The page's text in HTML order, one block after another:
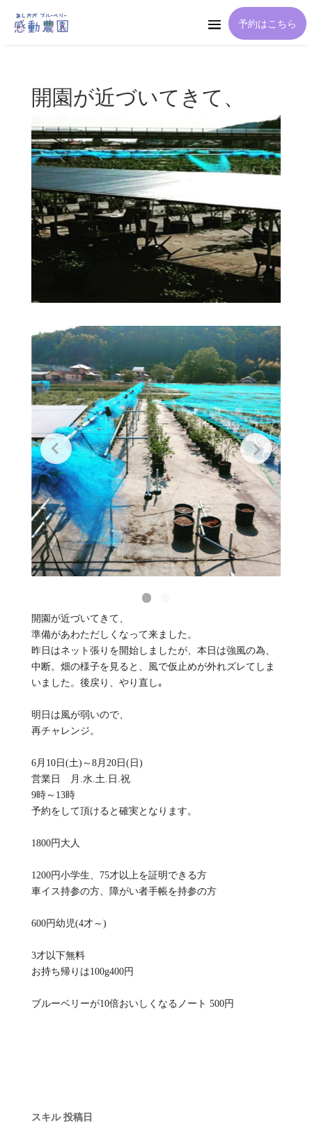
予約はこちら
開園が近づいてきて、
開園が近づいてきて、
準備があわただしくなって来ました。
昨日はネット張りを開始しましたが、本日は強風の為、
中断。畑の様子を見ると、風で仮止めが外れズレてしま
いました。後戻り、やり直し｡
明日は風が弱いので、
再チャレンジ。
6月10日(土)～8月20日(日)
営業日 月.水.土.日.祝
9時～13時
予約をして頂けると確実となります。
1800円大人
1200円小学生、75才以上を証明できる方
車イス持参の方、障がい者手帳を持参の方
600円幼児(4才～)
3才以下無料
お持ち帰りは100g400円
ブルーベリーが10倍おいしくなるノート 500円
スキル 投稿日